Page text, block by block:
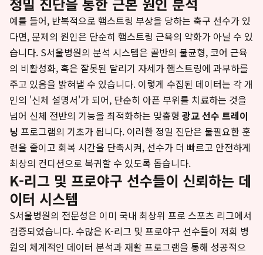
예를 들어, 반복적으로 햄스트링 부상을 당하는 축구 선수가 있
다면, 문제의 원인은 단순히 햄스트링 근육의 약화가 아닐 수 있
습니다. S서울병원의 분석 시스템은 골반의 불균형, 코어 근육
의 비활성화, 혹은 잘못된 달리기 자세가 햄스트링에 과부하를
주고 있음을 밝혀낼 수 있습니다. 이렇게 수집된 데이터는 각 개
인의 '신체 설명서'가 되어, 단순히 아픈 부위를 치료하는 것을
넘어 신체 전반의 기능을 최적화하는 맞춤형광교 선수 트레이
닝 프로그램의 기초가 됩니다. 이러한 정밀 진단은 불필요한 훈
련을 줄이고 회복 시간을 단축시켜, 선수가 더 빠르고 안전하게
최상의 컨디션으로 복귀할 수 있도록 돕습니다.
K-리그 및 프로야구 선수들이 신뢰하는 데
이터 시스템
S서울병원의 전문성은 이미 국내 최상위 프로 스포츠 리그에서
검증되었습니다. 수많은 K-리그 및 프로야구 선수들이 저희 병
원의 체계적인 데이터 분석과 재활 프로그램을 통해 성공적으